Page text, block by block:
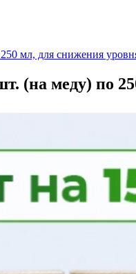
мл, для снижения
(на меду) по